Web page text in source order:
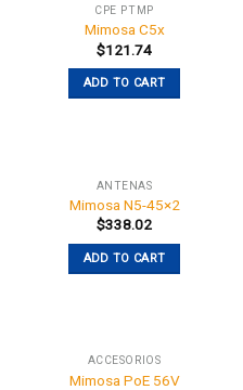
CPE PTMP
Mimosa C5x
$121.74
ADD TO CART
ANTENAS
Mimosa N5-45×2
$338.02
ADD TO CART
ACCESORIOS
Mimosa PoE 56V